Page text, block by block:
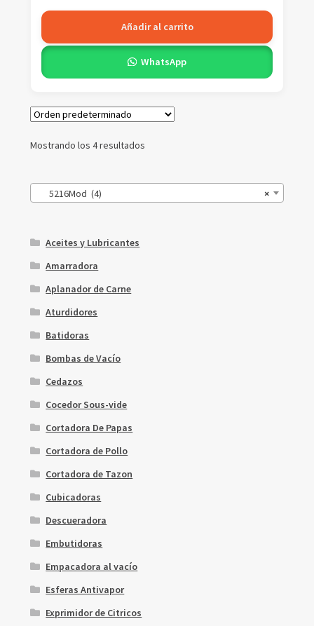
Añadir al carrito
WhatsApp
Mostrando los 4 resultados
×
5216Mod (4)
Aceites y Lubricantes
Amarradora
Aplanador de Carne
Aturdidores
Batidoras
Bombas de Vacío
Cedazos
Cocedor Sous-vide
Cortadora De Papas
Cortadora de Pollo
Cortadora de Tazon
Cubicadoras
Descueradora
Embutidoras
Empacadora al vacío
Esferas Antivapor
Exprimidor de Citricos